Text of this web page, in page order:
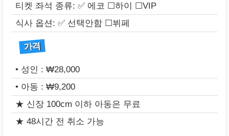
티켓 좌석 종류:
에코 ☐하이 ☐VIP
식사 옵션:
선택안함 ☐뷔페
가격
• 성인 : ₩28,000
• 아동 : ₩9,200
★ 신장 100cm 이하 아동은 무료
★ 48시간 전 취소 가능